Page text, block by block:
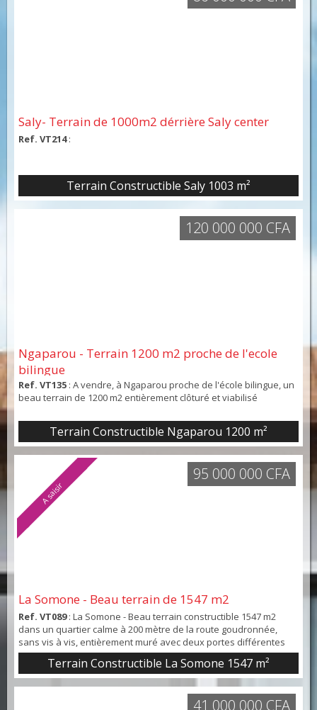
Saly- Terrain de 1000m2 dérrière Saly center
Ref. VT214:
Terrain Constructible Saly 1003 m²
Ngaparou - Terrain 1200 m2 proche de l'ecole
bilingue
Ref. VT135 : A vendre, à Ngaparou proche de l'école bilingue, un
beau terrain de 1200 m2 entièrement clôturé et viabilisé
Terrain Constructible Ngaparou 1200 m²
120 000 000 CFA
A saisir
La Somone - Beau terrain de 1547 m2
Ref. VT089: La Somone - Beau terrain constructible 1547 m2
dans un quartier calme à 200 mètre de la route goudronnée,
sans vis à vis, entièrement muré avec deux portes différentes
pour y accéder et un puits fonctionnel .
Terrain Constructible La Somone 1547 m²
95 000 000 CFA
41 000 000 CFA